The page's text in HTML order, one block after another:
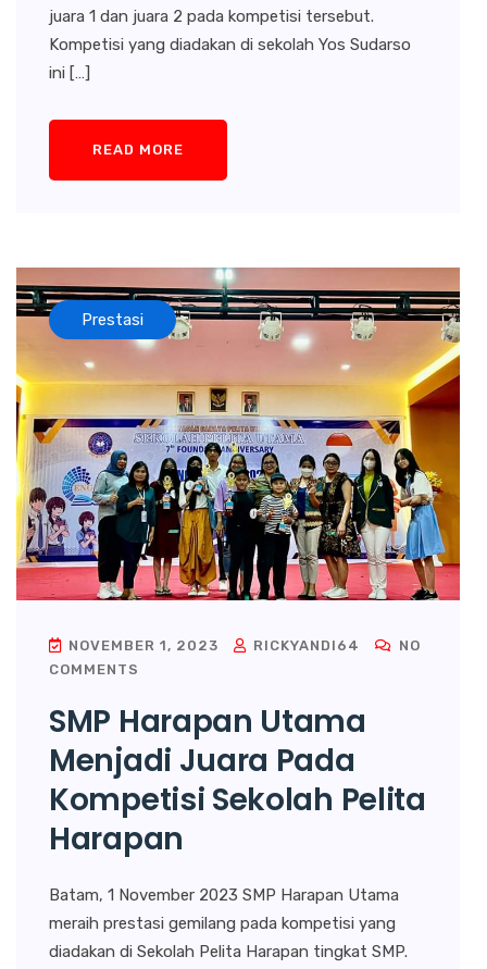
juara 1 dan juara 2 pada kompetisi tersebut.
Kompetisi yang diadakan di sekolah Yos Sudarso
ini […]
READ MORE
Prestasi
NOVEMBER 1, 2023 RICKYANDI64
NO
COMMENTS
SMP Harapan Utama
Menjadi Juara Pada
Kompetisi Sekolah Pelita
Harapan
Batam, 1 November 2023 SMP Harapan Utama
meraih prestasi gemilang pada kompetisi yang
diadakan di Sekolah Pelita Harapan tingkat SMP.